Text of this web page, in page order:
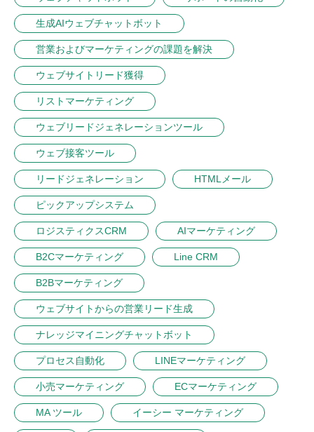
生成AIウェブチャットボット
営業およびマーケティングの課題を解決
ウェブサイトリード獲得
リストマーケティング
ウェブリードジェネレーションツール
ウェブ接客ツール
リードジェネレーション HTMLメール
ピックアップシステム
ロジスティクスCRM AIマーケティング
B2Cマーケティング Line CRM
B2Bマーケティング
ウェブサイトからの営業リード生成
ナレッジマイニングチャットボット
プロセス自動化 LINEマーケティング
小売マーケティング ECマーケティング
MA ツール イーシー マーケティング